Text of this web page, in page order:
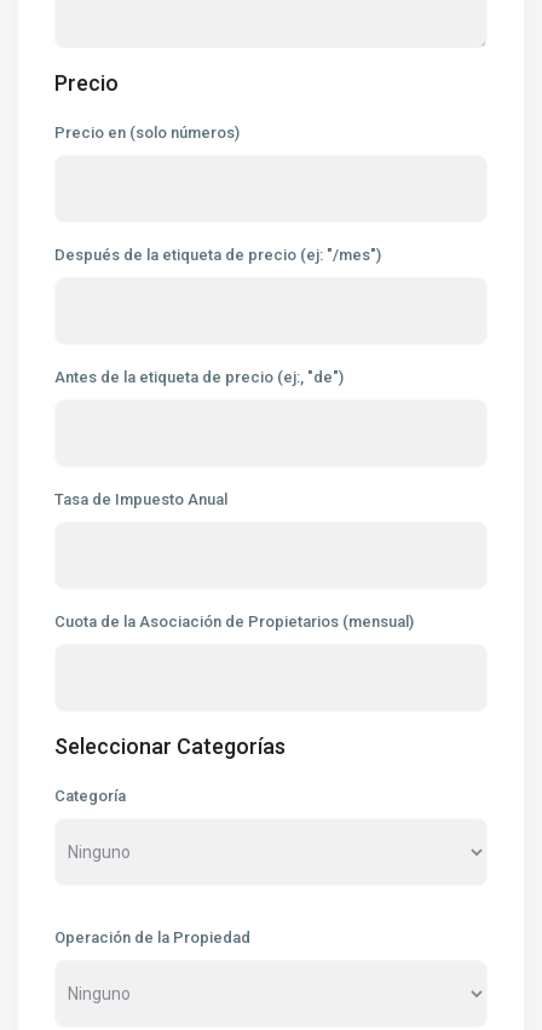
Precio
Precio en (solo números)
Después de la etiqueta de precio (ej: "/mes")
Antes de la etiqueta de precio (ej:, "de")
Tasa de Impuesto Anual
Cuota de la Asociación de Propietarios (mensual)
Seleccionar Categorías
Categoría
Operación de la Propiedad